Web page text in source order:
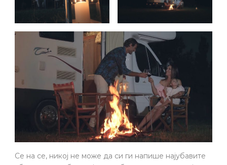
Се на се, никој не може да си ги напише најубавите